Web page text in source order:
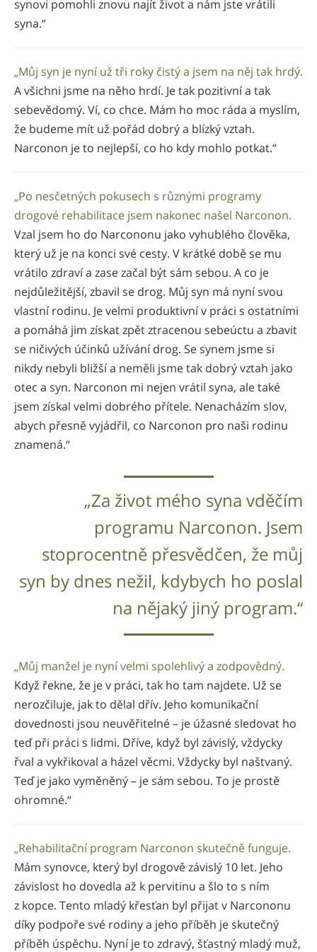
synovi pomohli znovu najít život a nám jste vrátili
syna.“
„Můj syn je nyní už tři roky čistý a jsem na něj tak hrdý.
A všichni jsme na něho hrdí. Je tak pozitivní a tak
sebevědomý. Ví, co chce. Mám ho moc ráda a myslím,
že budeme mít už pořád dobrý a blízký vztah.
Narconon je to nejlepší, co ho kdy mohlo potkat.“
„Po nesčetných pokusech s různými programy
drogové rehabilitace jsem nakonec našel Narconon.
Vzal jsem ho do Narcononu jako vyhublého člověka,
který už je na konci své cesty. V krátké době se mu
vrátilo zdraví a zase začal být sám sebou. A co je
nejdůležitější, zbavil se drog. Můj syn má nyní svou
vlastní rodinu. Je velmi produktivní v práci s ostatními
a pomáhá jim získat zpět ztracenou sebeúctu a zbavit
se ničivých účinků užívání drog. Se synem jsme si
nikdy nebyli bližší a neměli jsme tak dobrý vztah jako
otec a syn. Narconon mi nejen vrátil syna, ale také
jsem získal velmi dobrého přítele. Nenacházím slov,
abych přesně vyjádřil, co Narconon pro naši rodinu
znamená.“
„Za život mého syna vděčím
programu Narconon. Jsem
stoprocentně přesvědčen, že můj
syn by dnes nežil, kdybych ho poslal
na nějaký jiný program.“
„Můj manžel je nyní velmi spolehlivý a zodpovědný.
Když řekne, že je v práci, tak ho tam najdete. Už se
nerozčiluje, jak to dělal dřív. Jeho komunikační
dovednosti jsou neuvěřitelné – je úžasné sledovat ho
teď při práci s lidmi. Dříve, když byl závislý, vždycky
řval a vykřikoval a házel věcmi. Vždycky byl naštvaný.
Teď je jako vyměněný – je sám sebou. To je prostě
ohromné.“
„Rehabilitační program Narconon skutečně funguje.
Mám synovce, který byl drogově závislý 10 let. Jeho
závislost ho dovedla až k pervitinu a šlo to s ním
z kopce. Tento mladý křesťan byl přijat v Narcononu
díky podpoře své rodiny a jeho příběh je skutečný
příběh úspěchu. Nyní je to zdravý, šťastný mladý muž,